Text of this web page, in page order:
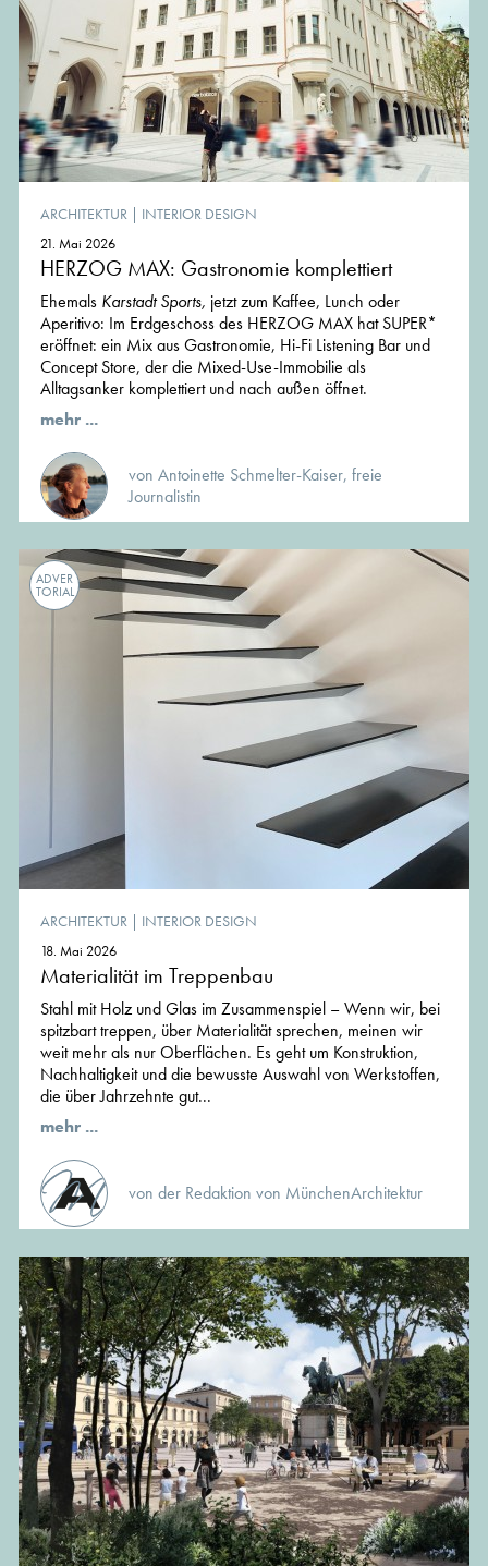
ARCHITEKTUR | INTERIOR DESIGN
21. Mai 2026
HERZOG MAX: Gastronomie komplettiert
Ehemals Karstadt Sports, jetzt zum Kaffee, Lunch oder
Aperitivo: Im Erdgeschoss des HERZOG MAX hat SUPER*
eröffnet: ein Mix aus Gastronomie, Hi-Fi Listening Bar und
Concept Store, der die Mixed-Use-Immobilie als
Alltagsanker komplettiert und nach außen öffnet.
mehr ...
von Antoinette Schmelter-Kaiser, freie
Journalistin
ADVER
TORIAL
ARCHITEKTUR | INTERIOR DESIGN
18. Mai 2026
Materialität im Treppenbau
Stahl mit Holz und Glas im Zusammenspiel – Wenn wir, bei
spitzbart treppen, über Materialität sprechen, meinen wir
weit mehr als nur Oberflächen. Es geht um Konstruktion,
Nachhaltigkeit und die bewusste Auswahl von Werkstoffen,
die über Jahrzehnte gut...
mehr ...
von der Redaktion von MünchenArchitektur